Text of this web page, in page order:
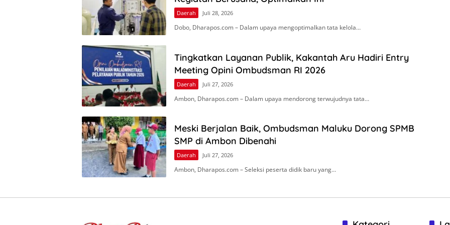
Daerah Juli 28, 2026
Dobo, Dharapos.com – Dalam upaya mengoptimalkan tata kelola…
Tingkatkan Layanan Publik, Kakantah Aru Hadiri Entry
Meeting Opini Ombudsman RI 2026
Daerah Juli 27, 2026
Ambon, Dharapos.com – Dalam upaya mendorong terwujudnya tata…
Meski Berjalan Baik, Ombudsman Maluku Dorong SPMB
SMP di Ambon Dibenahi
Daerah Juli 27, 2026
Ambon, Dharapos.com – Seleksi peserta didik baru yang…